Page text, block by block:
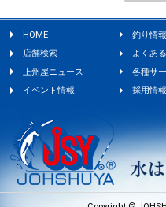
HOME 釣り情報
店舗検索
よくあ
上州屋ニュース
各種サ
イベント情報
採用情報